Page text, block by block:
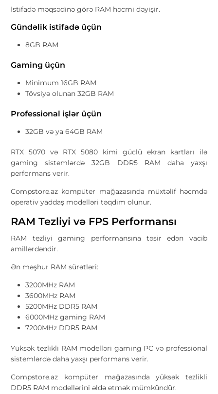
İstifadə məqsədinə görə RAM həcmi dəyişir.
Gündəlik istifadə üçün
8GB RAM
Gaming üçün
Minimum 16GB RAM
Tövsiyə olunan 32GB RAM
Professional işlər üçün
32GB və ya 64GB RAM
RTX 5070 və RTX 5080 kimi güclü ekran kartları ilə
gaming sistemlərdə 32GB DDR5 RAM daha yaxşı
performans verir.
Compstore.az kompüter mağazasında müxtəlif həcmdə
operativ yaddaş modelləri təqdim olunur.
RAM Tezliyi və FPS Performansı
RAM tezliyi gaming performansına təsir edən vacib
amillərdəndir.
Ən məşhur RAM sürətləri:
3200MHz RAM
3600MHz RAM
5200MHz DDR5 RAM
6000MHz gaming RAM
7200MHz DDR5 RAM
Yüksək tezlikli RAM modelləri gaming PC və professional
sistemlərdə daha yaxşı performans verir.
Compstore.az kompüter mağazasında yüksək tezlikli
DDR5 RAM modellərini əldə etmək mümkündür.